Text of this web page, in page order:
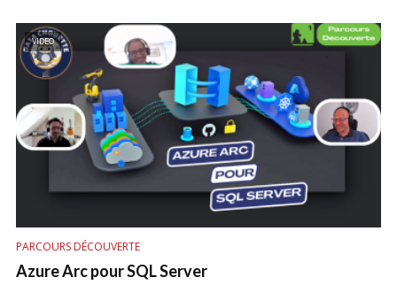
VIDEO
PARCOURS DÉCOUVERTE
Azure Arc pour SQL Server